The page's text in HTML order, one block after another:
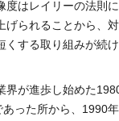
度はレイリーの法則
げられることから、
くする取り組みが続け
界が進歩し始めた
った所から、1990